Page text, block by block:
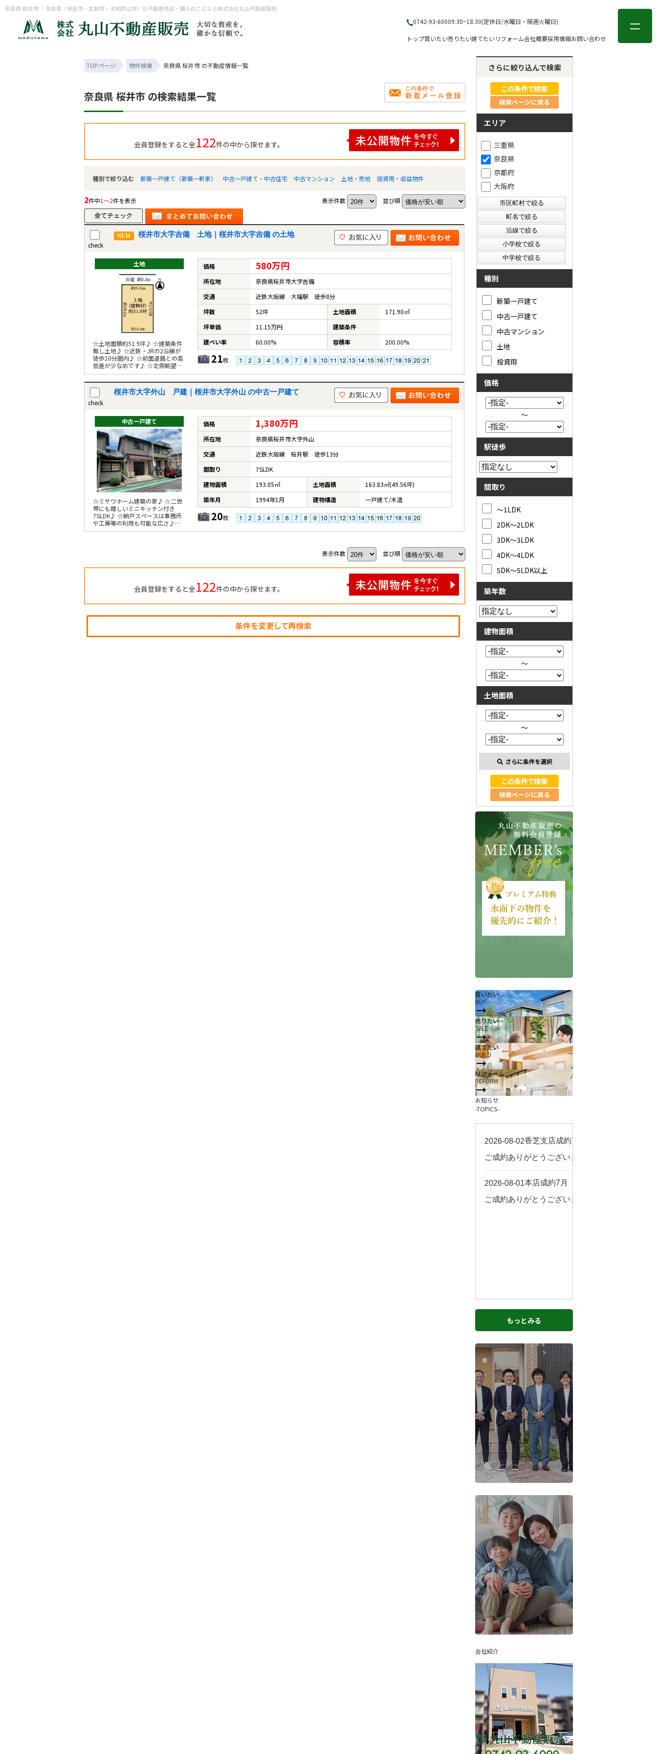
奈良県 桜井市 ｜奈良県（奈良市・生駒市・大和郡山市）の不動産売却・購入のことなら株式会社丸山不動産販売
0742-93-60009:30~18:30(定休日/水曜日・隔週火曜日)
トップ買いたい売りたい建てたいリフォーム会社概要採用情報お問い合わせ
会員登録 ログイン
当社について 会社概要
香芝支店紹介ページ
採用情報
お知らせ
コラム
スタッフ紹介
お客様の声
来店予約
よくある質問
サイトマップ
お問い合わせ
TOPページ 物件検索 奈良県 桜井市 の不動産情報一覧
奈良県 桜井市 の検索結果一覧
会員登録をすると全122件の中から探せます。
種別で絞り込む 新築一戸建て（新築一軒家） 中古一戸建て・中古住宅 中古マンション 土地・売地 投資用・収益物件
2件中1～2件を表示 表示件数 並び順
check
NEW 桜井市大字吉備 土地｜桜井市大字吉備 の土地
土地
☆土地面積約51.9坪♪ ☆建築条件
無し土地♪ ☆近鉄・JRの2沿線が
徒歩10分圏内♪ ☆前面道路との高
低差が少なめです♪ ☆北側眺望良
好♪
価格 580万円
所在地
奈良県桜井市大字吉備
交通
近鉄大阪線 大福駅 徒歩8分
坪数
52坪 土地面積
171.90㎡
坪単価
11.15万円
建築条件
建ぺい率
60.00% 容積率 200.00%
21枚
check
桜井市大字外山 戸建｜桜井市大字外山 の中古一戸建て
中古一戸建て
☆ミサワホーム建築の家♪ ☆二世
帯にも嬉しいミニキッチン付き
7SLDK♪ ☆納戸スペースは事務所
や工房等の利用も可能な広さ♪
☆WICなど豊富な収納あり♪
価格 1,380万円
所在地
奈良県桜井市大字外山
交通
近鉄大阪線 桜井駅 徒歩13分
間取り
7SLDK
建物面積
193.05㎡ 土地面積
163.83㎡(49.56坪)
築年月
1994年1月 建物構造 一戸建て/木造
20枚
表示件数 並び順
会員登録をすると全122件の中から探せます。
さらに絞り込んで検索
検索ページに戻る
エリア
三重県
奈良県
京都府
大阪府
種別
新築一戸建て
中古一戸建て
中古マンション
土地
投資用
価格
～
駅徒歩
間取り
～1LDK
2DK～2LDK
3DK～3LDK
4DK～4LDK
5DK～5LDK以上
築年数
建物面積
～
土地面積
～
さらに条件を選択
検索ページに戻る
会員登録する
買いたい
BUY
売りたい
SALE
建てたい
BUILD
リフォーム
REFORM
お知らせ
-TOPICS-
もっとみる
スタッフ紹介
-STAFF-
もっとみる
お客様の声
-VOICES-
もっとみる
会社紹介